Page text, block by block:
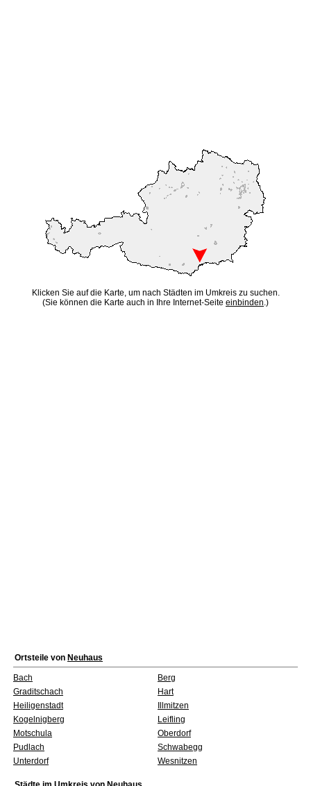
Klicken Sie auf die Karte, um nach Städten im Umkreis zu suchen.
(Sie können die Karte auch in Ihre Internet-Seite einbinden.)
Ortsteile von Neuhaus
Bach
Berg
Graditschach
Hart
Heiligenstadt
Illmitzen
Kogelnigberg
Leifling
Motschula
Oberdorf
Pudlach
Schwabegg
Unterdorf
Wesnitzen